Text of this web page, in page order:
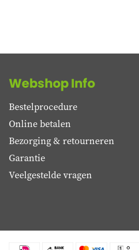
Webshop Info
Bestelprocedure
Online betalen
Bezorging & retourneren
Garantie
Veelgestelde vragen